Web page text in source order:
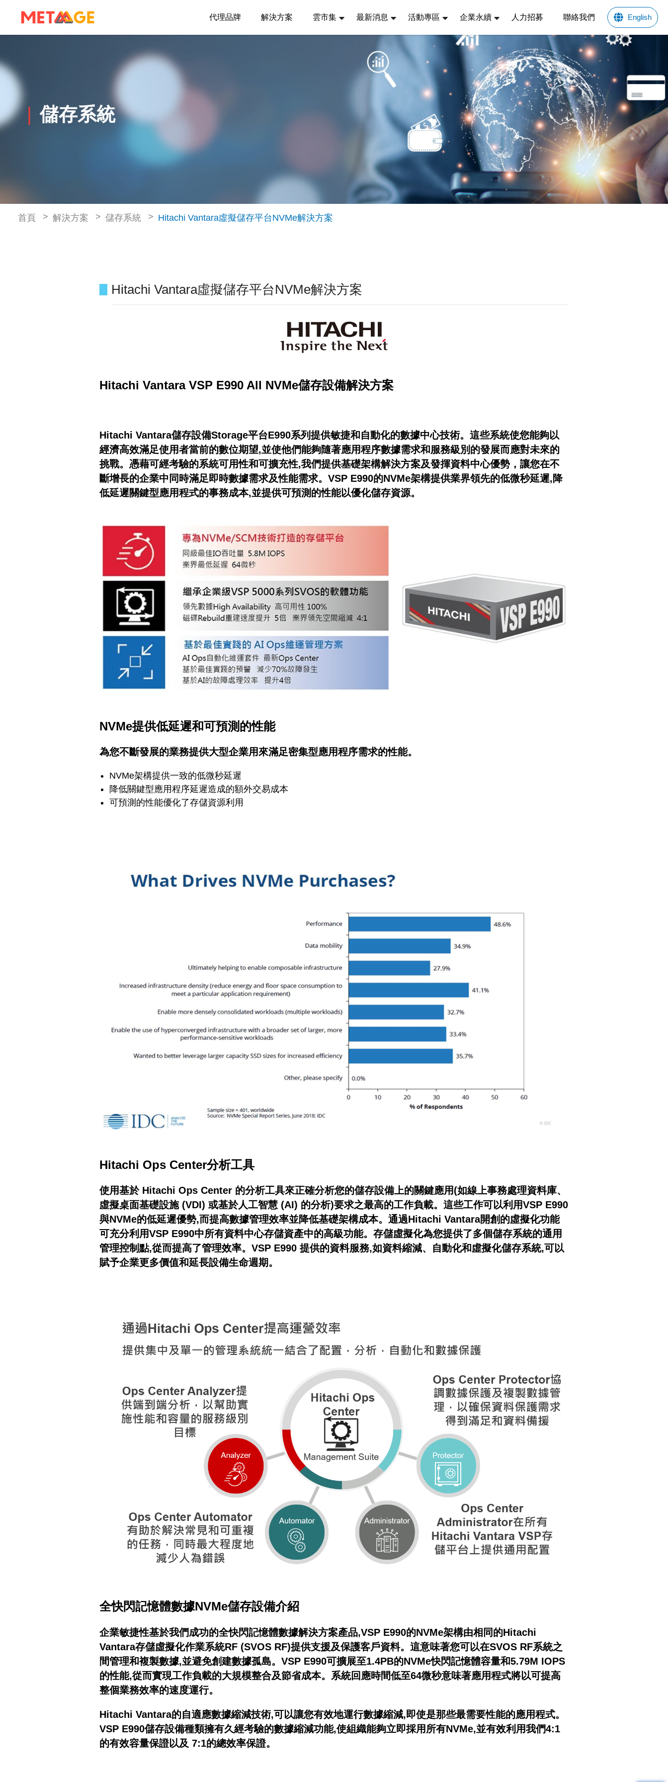
代理品牌 解決方案 雲市集 最新消息 活動專區 企業永續 人力招募 聯絡我們 English
儲存系統
首頁 解決方案 儲存系統 Hitachi Vantara虛擬儲存平台NVMe解決方案
Hitachi Vantara虛擬儲存平台NVMe解決方案
Hitachi Vantara VSP E990 All NVMe儲存設備解決方案
Hitachi Vantara儲存設備Storage平台E990系列提供敏捷和自動化的數據中心技術。這些系統使您能夠以
經濟高效滿足使用者當前的數位期望,並使他們能夠隨著應用程序數據需求和服務級別的發展而應對未來的
挑戰。憑藉可經考驗的系統可用性和可擴充性,我們提供基礎架構解決方案及發揮資料中心優勢，讓您在不
斷增長的企業中同時滿足即時數據需求及性能需求。VSP E990的NVMe架構提供業界領先的低微秒延遲,降
低延遲關鍵型應用程式的事務成本,並提供可預測的性能以優化儲存資源。
NVMe提供低延遲和可預測的性能
為您不斷發展的業務提供大型企業用來滿足密集型應用程序需求的性能。
NVMe架構提供一致的低微秒延遲
降低關鍵型應用程序延遲造成的額外交易成本
可預測的性能優化了存儲資源利用
Hitachi Ops Center分析工具
使用基於 Hitachi Ops Center 的分析工具來正確分析您的儲存設備上的關鍵應用(如線上事務處理資料庫、
虛擬桌面基礎設施 (VDI) 或基於人工智慧 (AI) 的分析)要求之最高的工作負載。這些工作可以利用VSP E990
與NVMe的低延遲優勢,而提高數據管理效率並降低基礎架構成本。通過Hitachi Vantara開創的虛擬化功能
可充分利用VSP E990中所有資料中心存儲資產中的高級功能。存儲虛擬化為您提供了多個儲存系統的通用
管理控制點,從而提高了管理效率。VSP E990 提供的資料服務,如資料縮減、自動化和虛擬化儲存系統,可以
賦予企業更多價值和延長設備生命週期。
全快閃記憶體數據NVMe儲存設備介紹
企業敏捷性基於我們成功的全快閃記憶體數據解決方案產品,VSP E990的NVMe架構由相同的Hitachi
Vantara存儲虛擬化作業系統RF (SVOS RF)提供支援及保護客戶資料。這意味著您可以在SVOS RF系統之
間管理和複製數據,並避免創建數據孤島。VSP E990可擴展至1.4PB的NVMe快閃記憶體容量和5.79M IOPS
的性能,從而實現工作負載的大規模整合及節省成本。系統回應時間低至64微秒意味著應用程式將以可提高
整個業務效率的速度運行。
Hitachi Vantara的自適應數據縮減技術,可以讓您有效地運行數據縮減,即使是那些最需要性能的應用程式。
VSP E990儲存設備種類擁有久經考驗的數據縮減功能,使組織能夠立即採用所有NVMe,並有效利用我們4:1
的有效容量保證以及 7:1的總效率保證。